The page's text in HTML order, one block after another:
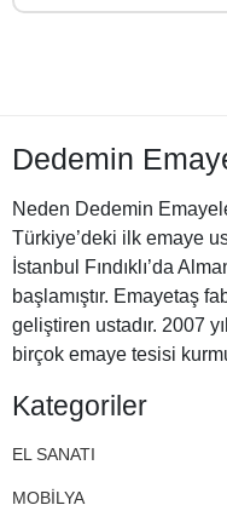
Dedemin
Neden Dedemin
Türkiye’deki ilk emaye
İstanbul Fındıklı’da
başlamıştır. Emayetaş
geliştiren ustadır. 2007
birçok emaye tesisi
Emayeleri
Kategoriler
EL SANATI
MOBİLYA